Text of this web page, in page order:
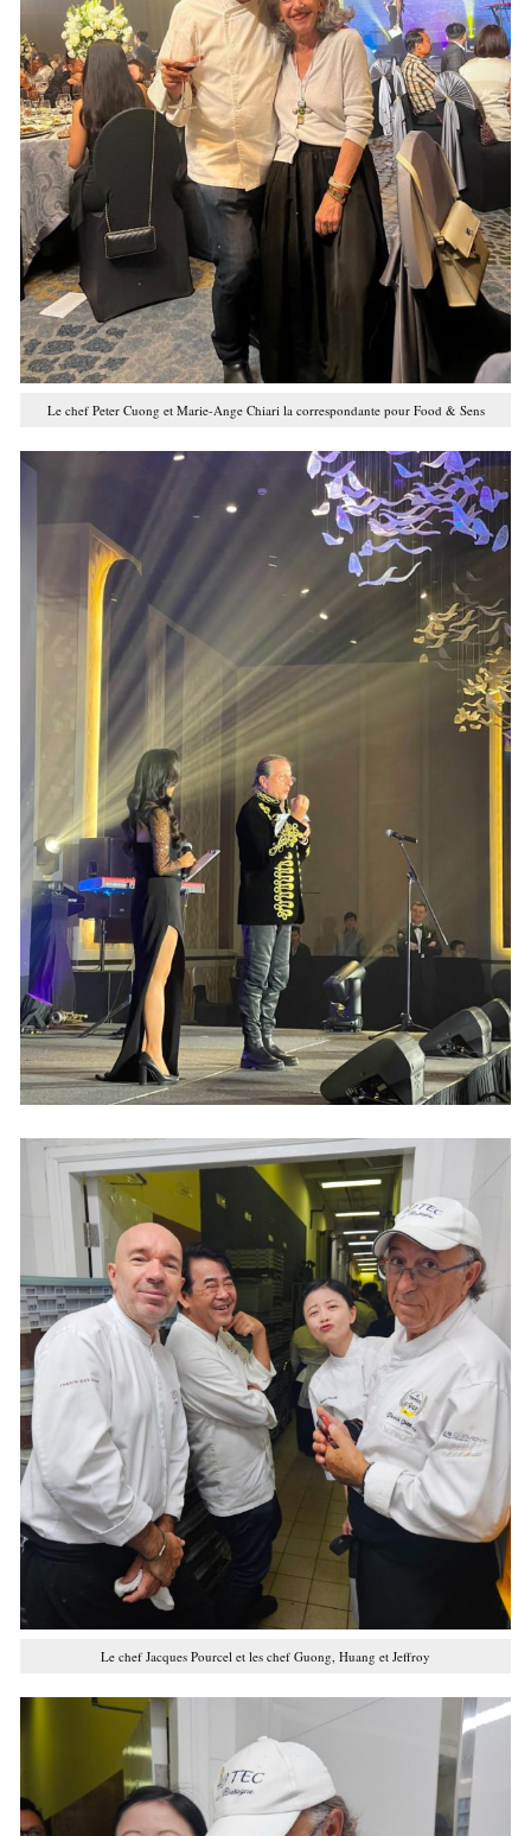
Le chef Peter Cuong et Marie-Ange Chiari la correspondante pour Food & Sens
Le chef Jacques Pourcel et les chef Guong, Huang et Jeffroy